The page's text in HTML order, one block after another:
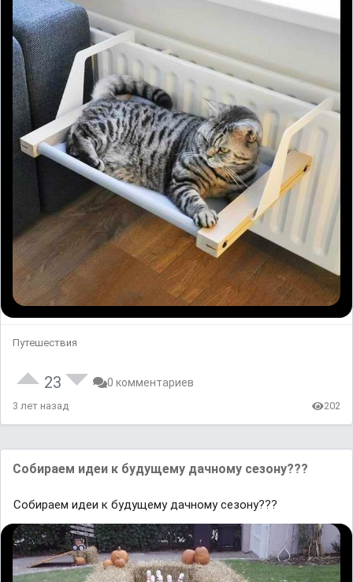
Путешествия
23 0 комментариев
3 лет назад 202
Собираем идеи к будущему дачному сезону???
Собираем идеи к будущему дачному сезону???